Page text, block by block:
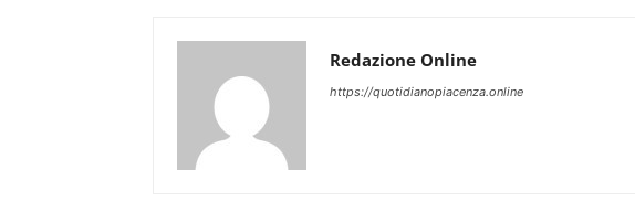
Redazione Online
https://quotidianopiacenza.online